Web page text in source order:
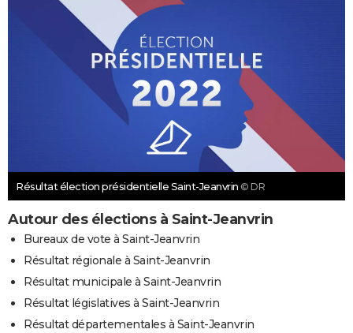
Résultat élection présidentielle Saint-Jeanvrin © DR
Autour des élections à Saint-Jeanvrin
Bureaux de vote à Saint-Jeanvrin
Résultat régionale à Saint-Jeanvrin
Résultat municipale à Saint-Jeanvrin
Résultat législatives à Saint-Jeanvrin
Résultat départementales à Saint-Jeanvrin